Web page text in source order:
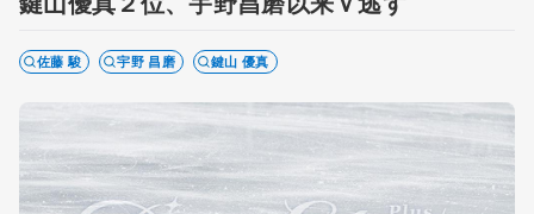
佐藤 駿 宇野 昌磨 鍵山 優真